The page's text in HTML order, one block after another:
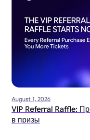
August 1, 2026
VIP Referral Raffle:
в призы